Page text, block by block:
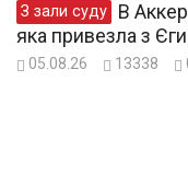
З зали суду
яка привезла з
05.08.26 13338